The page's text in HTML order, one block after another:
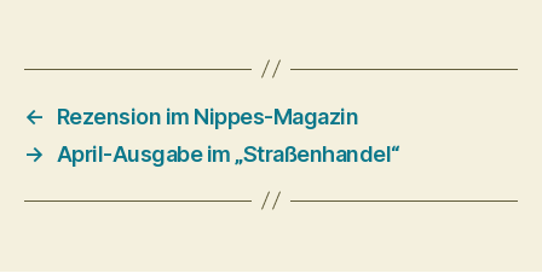
←
Rezension im Nippes-Magazin
→
April-Ausgabe im „Straßenhandel“